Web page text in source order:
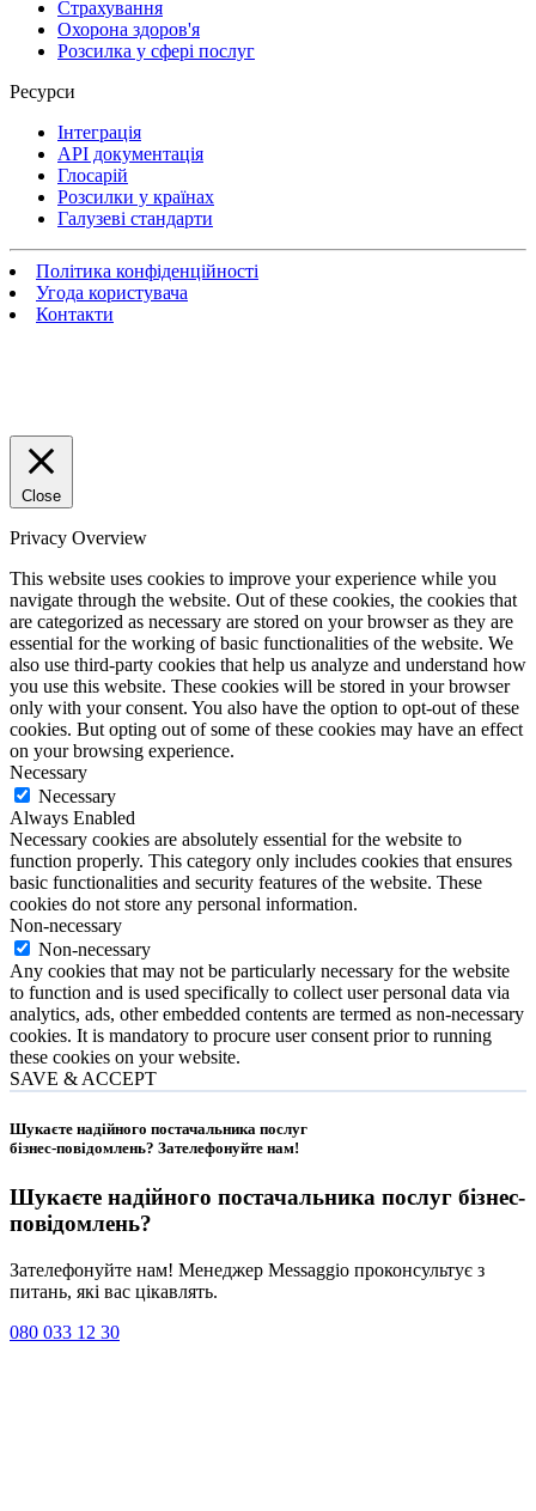
Страхування
Охорона здоров'я
Розсилка у сфері послуг
Ресурси
Інтеграція
API документація
Глосарій
Розсилки у країнах
Галузеві стандарти
Політика конфіденційності
Угода користувача
Контакти
Close
Privacy Overview
This website uses cookies to improve your experience while you
navigate through the website. Out of these cookies, the cookies that
are categorized as necessary are stored on your browser as they are
essential for the working of basic functionalities of the website. We
also use third-party cookies that help us analyze and understand how
you use this website. These cookies will be stored in your browser
only with your consent. You also have the option to opt-out of these
cookies. But opting out of some of these cookies may have an effect
on your browsing experience.
Necessary
Necessary
Always Enabled
Necessary cookies are absolutely essential for the website to
function properly. This category only includes cookies that ensures
basic functionalities and security features of the website. These
cookies do not store any personal information.
Non-necessary
Non-necessary
Any cookies that may not be particularly necessary for the website
to function and is used specifically to collect user personal data via
analytics, ads, other embedded contents are termed as non-necessary
cookies. It is mandatory to procure user consent prior to running
these cookies on your website.
SAVE & ACCEPT
Шукаєте надійного постачальника послуг
бізнес-повідомлень? Зателефонуйте нам!
Шукаєте надійного постачальника послуг бізнес-
повідомлень?
Зателефонуйте нам! Менеджер Messaggio проконсультує з
питань, які вас цікавлять.
080 033 12 30